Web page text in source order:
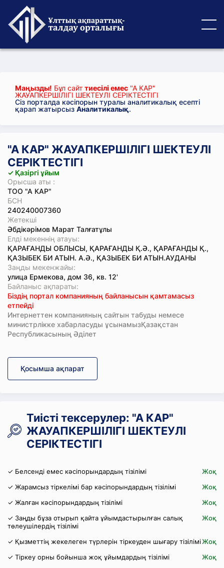
Маңызды! Бұл сайт тиесілі емес "А КАР"
ЖАУАПКЕРШІЛІГІ ШЕКТЕУЛІ СЕРІКТЕСТІГІ
Сіз порталда кәсіпорын туралы аналитикалық есепті
қарап жатырсыз Аналитикалық.
"А КАР" ЖАУАПКЕРШІЛІГІ ШЕКТЕУЛІ
СЕРІКТЕСТІГІ
✓ Қазіргі ұйым
Орысша аты :
ТОО "А КАР"
БСН
240240007360
Жетекші
Әбдікәрімов Марат Талғатұлы
Елді мекеннің атауы:
ҚАРАҒАНДЫ ОБЛЫСЫ, ҚАРАҒАНДЫ Қ.Ә., ҚАРАҒАНДЫ Қ.,
ҚАЗЫБЕК БИ АТЫН. А.Ә., ҚАЗЫБЕК БИ АТЫН.АУДАНЫ
Заңды мекенжайы:
улица Ермекова, дом 36, кв. 12'
Байланыс ақпараты:
Біздің портал компанияның байланысын қамтамасыз
етпейді
Интернеттен компанияның сайтын табуды немесе
министрлікке хабарласуды ұсынамызҚазақстан
Республикасының Әділет
Қосымша ақпарат
Тиісті тексерулер: "А КАР"
ЖАУАПКЕРШІЛІГІ ШЕКТЕУЛІ
СЕРІКТЕСТІГІ
✓ Белсенді емес кәсіпорындардың тізілімі
Жоқ
✓ Жарамсыз тіркелімі бар кәсіпорындардың тізілімі
Жоқ
✓ Жалған кәсіпорындардың тізілімі
Жоқ
✓ Заңды бұза отырып қайта ұйымдастырылған салық
төлеушілердің тізілімі
Жоқ
✓ Қызметтің жекелеген түрлерін тіркеуден шығару тізіліміЖоқ
✓ Тіркеу орны бойынша жоқ ұйымдардың тізілімі
Жоқ